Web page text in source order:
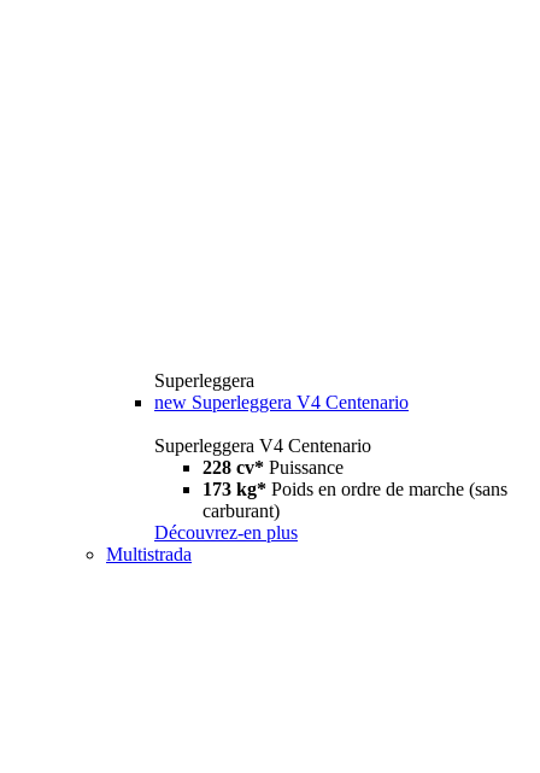
Superleggera
new Superleggera V4 Centenario
Superleggera V4 Centenario
228 cv* Puissance
173 kg* Poids en ordre de marche (sans
carburant)
Découvrez-en plus
Multistrada